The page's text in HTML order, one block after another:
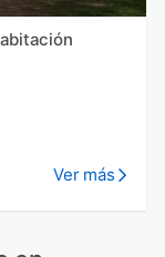
Ver más